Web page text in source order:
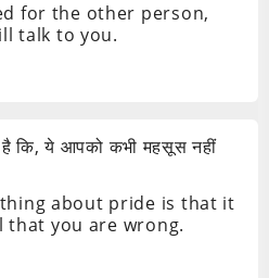
for the other person,
talk to you.
कि, ये आपको कभी महसूस नहीं
about pride is that it
that you are wrong.